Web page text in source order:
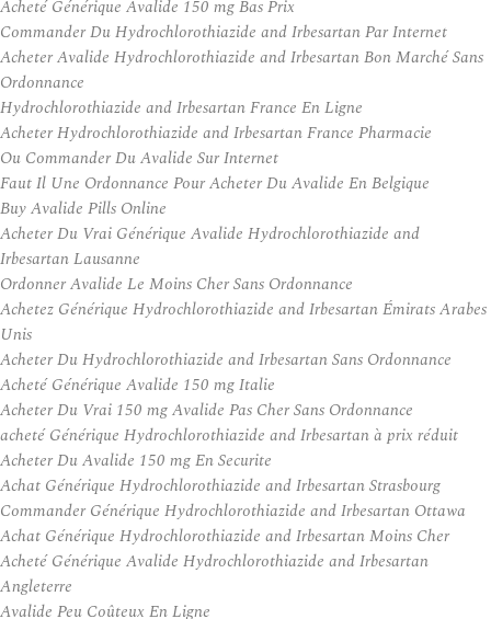
Acheté Générique Avalide 150 mg Bas Prix
Commander Du Hydrochlorothiazide and Irbesartan Par Internet
Acheter Avalide Hydrochlorothiazide and Irbesartan Bon Marché Sans
Ordonnance
Hydrochlorothiazide and Irbesartan France En Ligne
Acheter Hydrochlorothiazide and Irbesartan France Pharmacie
Ou Commander Du Avalide Sur Internet
Faut Il Une Ordonnance Pour Acheter Du Avalide En Belgique
Buy Avalide Pills Online
Acheter Du Vrai Générique Avalide Hydrochlorothiazide and
Irbesartan Lausanne
Ordonner Avalide Le Moins Cher Sans Ordonnance
Achetez Générique Hydrochlorothiazide and Irbesartan Émirats Arabes
Unis
Acheter Du Hydrochlorothiazide and Irbesartan Sans Ordonnance
Acheté Générique Avalide 150 mg Italie
Acheter Du Vrai 150 mg Avalide Pas Cher Sans Ordonnance
acheté Générique Hydrochlorothiazide and Irbesartan à prix réduit
Acheter Du Avalide 150 mg En Securite
Achat Générique Hydrochlorothiazide and Irbesartan Strasbourg
Commander Générique Hydrochlorothiazide and Irbesartan Ottawa
Achat Générique Hydrochlorothiazide and Irbesartan Moins Cher
Acheté Générique Avalide Hydrochlorothiazide and Irbesartan
Angleterre
Avalide Peu Coûteux En Ligne